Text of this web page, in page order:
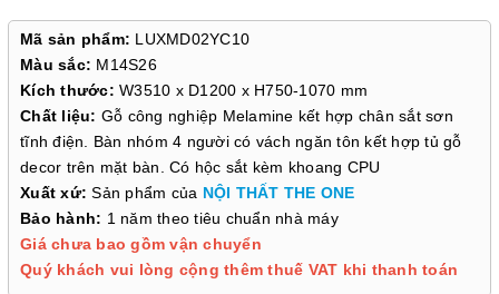
Mã sản phẩm: LUXMD02YC10
Màu sắc: M14S26
Kích thước: W3510 x D1200 x H750-1070 mm
Chất liệu: Gỗ công nghiệp Melamine kết hợp chân sắt sơn
tĩnh điện. Bàn nhóm 4 người có vách ngăn tôn kết hợp tủ gỗ
decor trên mặt bàn. Có hộc sắt kèm khoang CPU
Xuất xứ:Sản phẩm của NỘI THẤT THE ONE
Bảo hành: 1 năm theo tiêu chuẩn nhà máy
Giá chưa bao gồm vận chuyển
Quý khách vui lòng cộng thêm thuế VAT khi thanh toán